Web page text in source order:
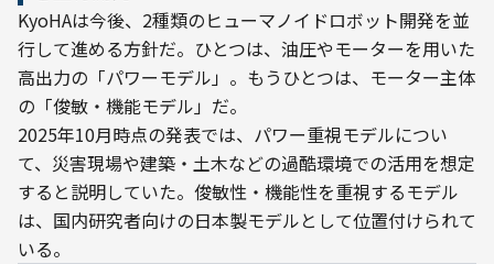
KyoHAは今後、2種類のヒューマノイドロボット開発を並
行して進める方針だ。ひとつは、油圧やモーターを用いた
高出力の「パワーモデル」。もうひとつは、モーター主体
の「俊敏・機能モデル」だ。
2025年10月時点の発表では、パワー重視モデルについ
て、災害現場や建築・土木などの過酷環境での活用を想定
すると説明していた。俊敏性・機能性を重視するモデル
は、国内研究者向けの日本製モデルとして位置付けられて
いる。